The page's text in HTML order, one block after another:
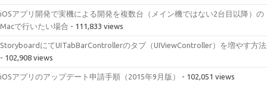
iOSアプリ開発で実機による開発を複数台（メイン機ではない2台目以降）の
Macで行いたい場合 - 111,833 views
StoryboardにてUITabBarControllerのタブ（UIViewController）を増やす方法
- 102,908 views
iOSアプリのアップデート申請手順（2015年9月版） - 102,051 views